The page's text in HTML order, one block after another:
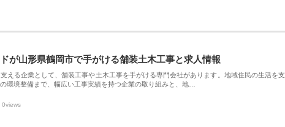
が山形県鶴岡市で手がける舗装土木工事と求人情報
える企業として、舗装工事や土木工事を手がける専門会社があります。地域住民の生活を支
環境整備まで、幅広い工事実績を持つ企業の取り組みと、地…
0views